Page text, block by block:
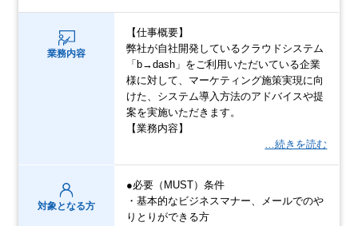
業務内容
【仕事概要】
弊社が自社開発しているクラウドシステム
「b→dash」をご利用いただいている企業
様に対して、マーケティング施策実現に向
けた、システム導入方法のアドバイスや提
案を実施いただきます。
【業務内容】
…続きを読む
対象となる方
●必要（MUST）条件
・基本的なビジネスマナー、メールでのや
りとりができる方